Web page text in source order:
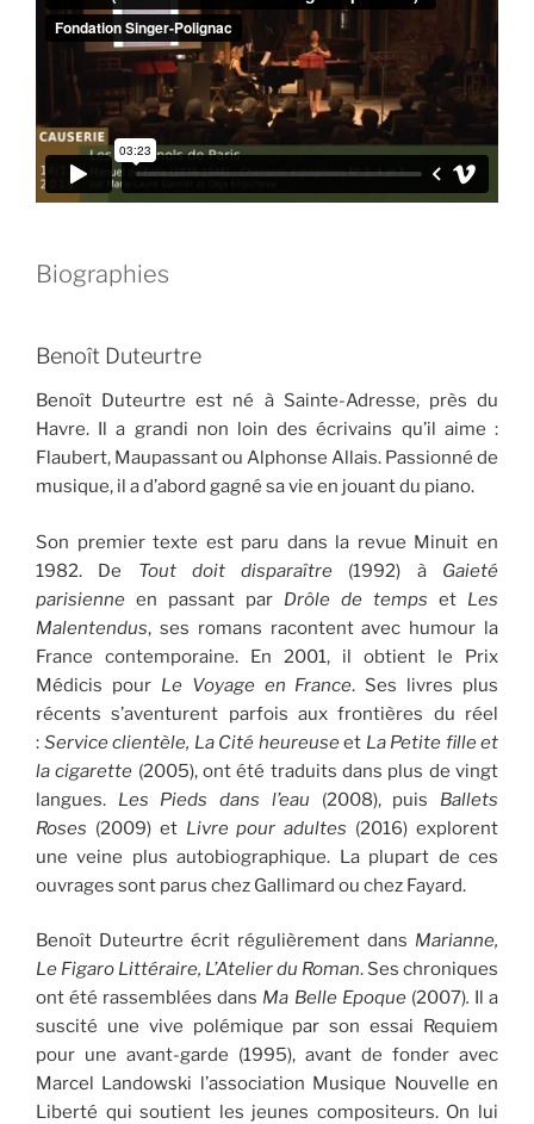
Biographies
Benoît Duteurtre
Benoît Duteurtre est né à Sainte-Adresse, près du
Havre. Il a grandi non loin des écrivains qu’il aime :
Flaubert, Maupassant ou Alphonse Allais. Passionné de
musique, il a d’abord gagné sa vie en jouant du piano.
Son premier texte est paru dans la revue Minuit en
1982. De Tout doit disparaître (1992) à Gaieté
parisienne en passant par Drôle de temps et Les
Malentendus, ses romans racontent avec humour la
France contemporaine. En 2001, il obtient le Prix
Médicis pour Le Voyage en France. Ses livres plus
récents s’aventurent parfois aux frontières du réel
: Service clientèle, La Cité heureuseet La Petite fille et
la cigarette (2005), ont été traduits dans plus de vingt
langues. Les Pieds dans l’eau (2008), puis Ballets
Roses (2009) et Livre pour adultes (2016) explorent
une veine plus autobiographique. La plupart de ces
ouvrages sont parus chez Gallimard ou chez Fayard.
Benoît Duteurtre écrit régulièrement dans Marianne,
Le Figaro Littéraire, L’Atelier du Roman. Ses chroniques
ont été rassemblées dans Ma Belle Epoque(2007). Il a
suscité une vive polémique par son essai Requiem
pour une avant-garde (1995), avant de fonder avec
Marcel Landowski l’association Musique Nouvelle en
Liberté qui soutient les jeunes compositeurs. On lui